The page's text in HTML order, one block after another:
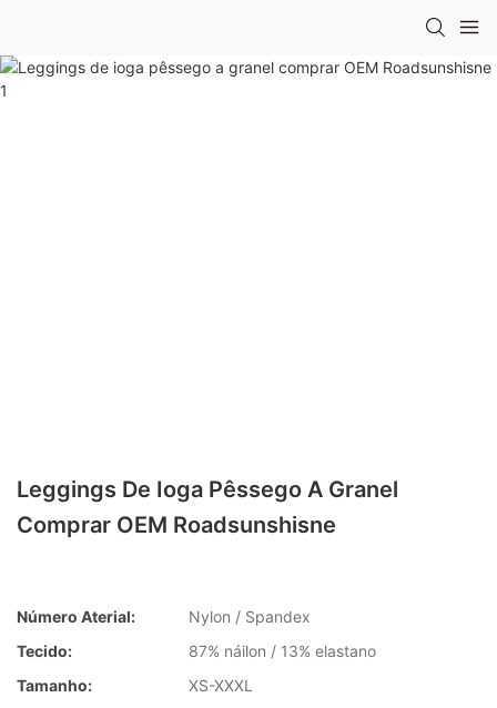
Leggings De Ioga Pêssego A Granel
Comprar OEM Roadsunshisne
Número Aterial:
Nylon / Spandex
Tecido:
87% náilon / 13% elastano
Tamanho:
XS-XXXL